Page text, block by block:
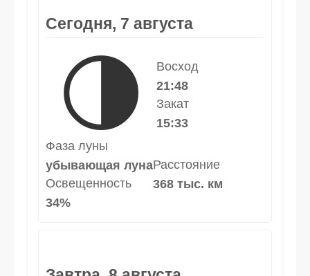
Сегодня, 7 августа
🌗
Восход
21:48
Закат
15:33
Фаза луны
убывающая луна
Освещенность
34%
Расстояние
368 тыс. км